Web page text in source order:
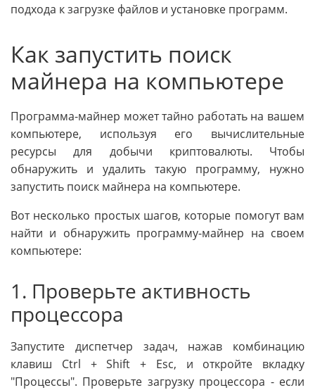
подхода к загрузке файлов и установке программ.
Как запустить поиск
майнера на компьютере
Программа-майнер может тайно работать на вашем
компьютере, используя его вычислительные
ресурсы для добычи криптовалюты. Чтобы
обнаружить и удалить такую программу, нужно
запустить поиск майнера на компьютере.
Вот несколько простых шагов, которые помогут вам
найти и обнаружить программу-майнер на своем
компьютере:
1. Проверьте активность
процессора
Запустите диспетчер задач, нажав комбинацию
клавиш Ctrl + Shift + Esc, и откройте вкладку
"Процессы". Проверьте загрузку процессора - если